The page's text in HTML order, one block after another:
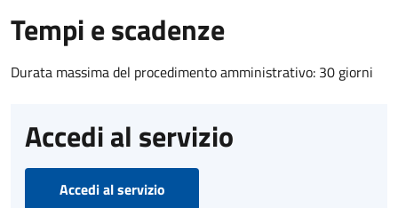
Tempi e scadenze
Durata massima del procedimento amministrativo: 30 giorni
Accedi al servizio
Accedi al servizio